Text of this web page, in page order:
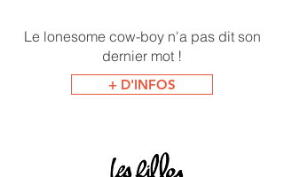
Le lonesome cow-boy n'a pas dit son
dernier mot !
+ D'INFOS